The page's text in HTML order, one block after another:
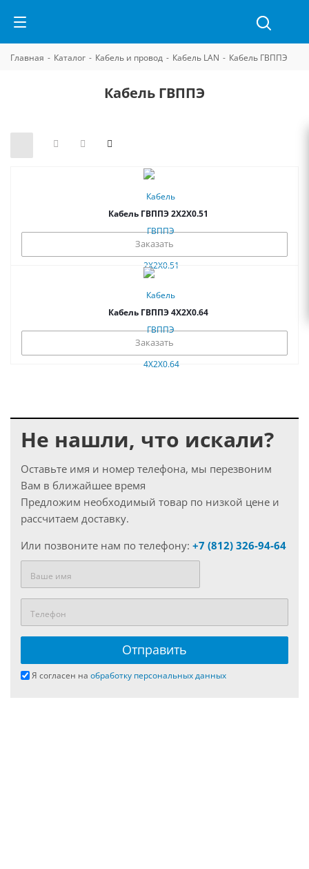
Главная - Каталог - Кабель и провод - Кабель LAN - Кабель ГВППЭ
Кабель ГВППЭ
Кабель ГВППЭ 2Х2Х0.51
Заказать
Кабель ГВППЭ 4Х2Х0.64
Заказать
Не нашли, что искали?
Оставьте имя и номер телефона, мы перезвоним
Вам в ближайшее время
Предложим необходимый товар по низкой цене и
рассчитаем доставку.
Или позвоните нам по телефону: +7 (812) 326-94-64
Я согласен на обработку персональных данных